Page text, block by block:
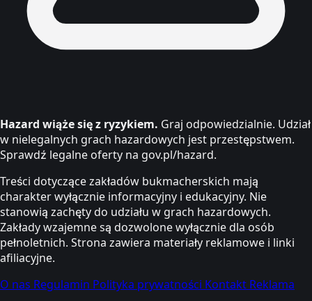
Hazard wiąże się z ryzykiem. Graj odpowiedzialnie. Udział
w nielegalnych grach hazardowych jest przestępstwem.
Sprawdź legalne oferty na gov.pl/hazard.
Treści dotyczące zakładów bukmacherskich mają
charakter wyłącznie informacyjny i edukacyjny. Nie
stanowią zachęty do udziału w grach hazardowych.
Zakłady wzajemne są dozwolone wyłącznie dla osób
pełnoletnich. Strona zawiera materiały reklamowe i linki
afiliacyjne.
O nas Regulamin Polityka prywatności Kontakt Reklama